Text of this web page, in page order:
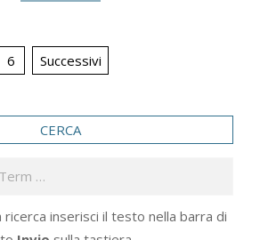
6 Successivi
CERCA
inserisci il testo nella barra di